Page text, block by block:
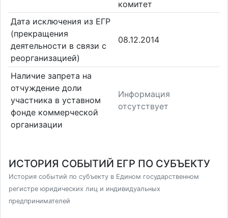
комитет
Дата исключения из ЕГР
(прекращения
деятельности в связи с
реорганизацией)
08.12.2014
Наличие запрета на
отчуждение доли
участника в уставном
фонде коммерческой
организации
Информация
отсутствует
ИСТОРИЯ СОБЫТИЙ ЕГР ПО СУБЪЕКТУ
История событий по субъекту в Едином государственном
регистре юридических лиц и индивидуальных
предпринимателей